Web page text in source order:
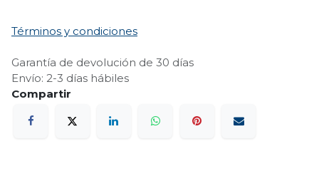
Términos y condiciones
Garantía de devolución de 30 días
Envío: 2-3 días hábiles